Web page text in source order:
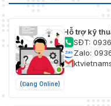
(Đang Online)
Hỗ trợ kỹ
SĐT:
Zalo: